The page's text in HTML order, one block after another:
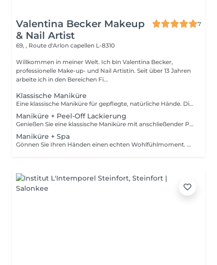
Valentina Becker Makeup
& Nail Artist
7
69, , Route d'Arlon capellen L-8310
Willkommen in meiner Welt. Ich bin Valentina Becker,
professionelle Make-up- und Nail Artistin. Seit über 13 Jahren
arbeite ich in den Bereichen Fi...
Klassische Maniküre
Eine klassische Maniküre für gepflegte, natürliche Hände. Die Behandlung umfasst das Kürzen und Feilen der Nägel, die sorgfältige Pflege der Nagelhaut, ein leichtes Polieren bei Bedarf sowie das Auftragen von pflegendem Nagelöl und einer feuchtigkeitsspendenden Handcreme. Diese Behandlung beinhaltet keine Applikation.
Maniküre + Peel-Off Lackierung
Genießen Sie eine klassische Maniküre mit anschließender Peel-Off-Lackierung. Dieses innovative System sorgt für ein glänzendes, langanhaltendes Ergebnis. Durch die Aushärtung unter der LED-Lampe ist die Lackierung sofort trocken keine Dellen, keine Druckstellen und kein Verwischen nach der Behandlung. Ich verwende keinen herkömmlichen Nagellack, da Peel-Off-Systeme den Naturnagel schonen, geruchsärmer sind, länger halten und sich besonders sanft entfernen lassen.
Maniküre + Spa
Gönnen Sie Ihren Händen einen echten Wohlfühlmoment. Diese Behandlung umfasst ein Handbad, eine klassische Maniküre, ein sanftes Peeling, eine pflegende Maske sowie eine entspannende Handmassage. Die Haut wird intensiv gepflegt, mit Feuchtigkeit versorgt und fühlt sich geschmeidig und zart an.